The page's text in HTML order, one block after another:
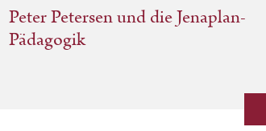
Peter Petersen und die Jenaplan-
Pädagogik